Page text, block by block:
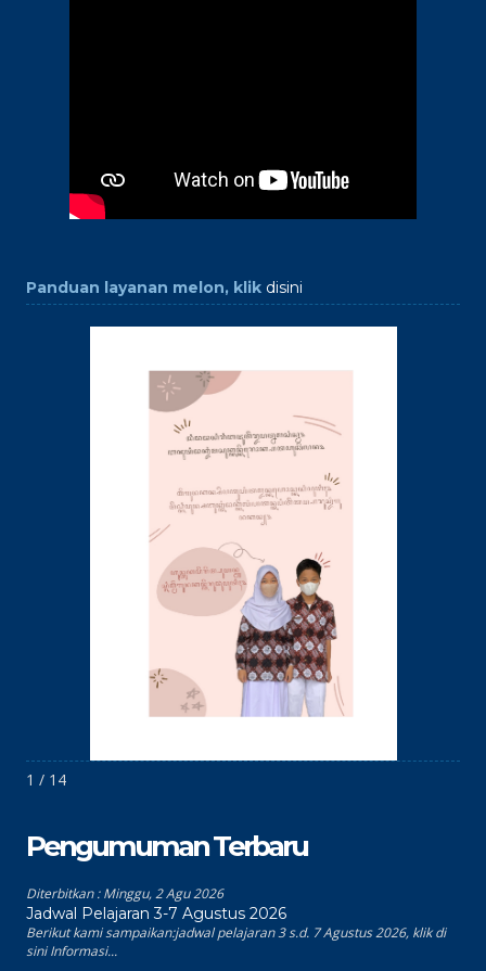
Panduan layanan melon, klik disini
1 / 14
Pengumuman Terbaru
Diterbitkan :Minggu, 2 Agu 2026
Jadwal Pelajaran 3-7 Agustus 2026
Berikut kami sampaikan:jadwal pelajaran 3 s.d. 7 Agustus 2026, klik di
sini Informasi...